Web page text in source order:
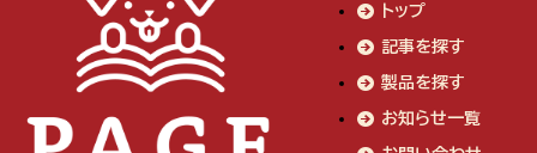
トップ
記事を探す
製品を探す
お知らせ一覧